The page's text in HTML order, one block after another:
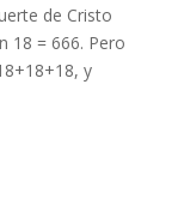
de Cristo
18 = 666. Pero
y